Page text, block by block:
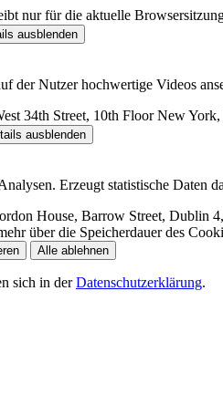
nur für die aktuelle
ausblenden
der Nutzer hochwertige Videos
34th Street, 10th Floor New
ausblenden
Erzeugt statistische Daten
House, Barrow Street, Dublin
über die Speicherdauer des
Alle ablehnen
sich in derDatenschutzerklärung.